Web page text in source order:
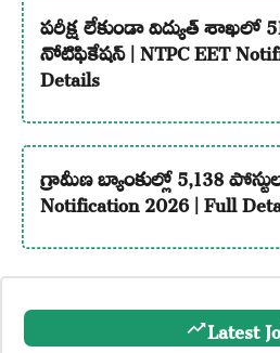
పరీక్ష లేకుండా విద్యుత్ శాఖలో
నోటిఫికేషన్ | NTPC EET
Details
గ్రామీణ బ్యాంకుల్లో 5,138
Notification 2026 | Full
Latest